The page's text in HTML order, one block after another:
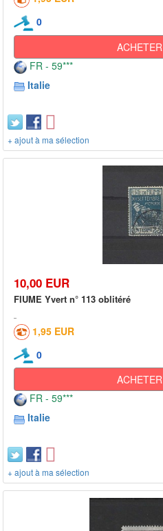
0
ACHETER
FR - 59***
Italie
+ ajout à ma sélection
10,00 EUR
FIUME Yvert n° 113 oblitéré
1,95 EUR
0
ACHETER
FR - 59***
Italie
+ ajout à ma sélection